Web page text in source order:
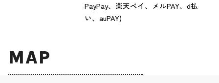
PayPay、楽天ペイ、メルPAY、d払
い、auPAY)
MAP